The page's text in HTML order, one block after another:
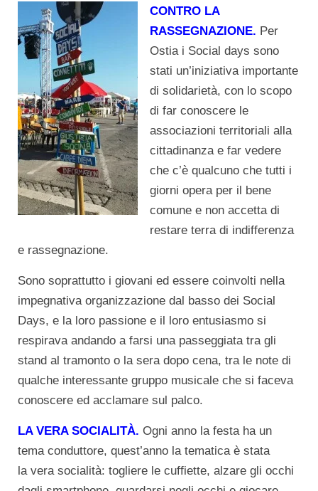
CONTRO LA
RASSEGNAZIONE. Per
Ostia i Social days sono
stati un’iniziativa importante
di solidarietà, con lo scopo
di far conoscere le
associazioni territoriali alla
cittadinanza e far vedere
che c’è qualcuno che tutti i
giorni opera per il bene
comune e non accetta di
restare terra di indifferenza
e rassegnazione.
Sono soprattutto i giovani ed essere coinvolti nella
impegnativa organizzazione dal basso dei Social
Days, e la loro passione e il loro entusiasmo si
respirava andando a farsi una passeggiata tra gli
stand al tramonto o la sera dopo cena, tra le note di
qualche interessante gruppo musicale che si faceva
conoscere ed acclamare sul palco.
LA VERA SOCIALITÀ. Ogni anno la festa ha un
tema conduttore, quest’anno la tematica è stata
la vera socialità: togliere le cuffiette, alzare gli occhi